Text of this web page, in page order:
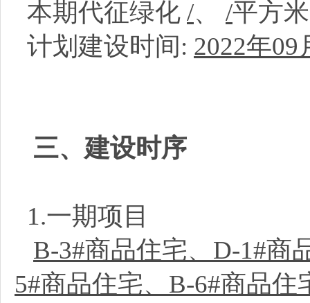
本期代征绿化 /、 /平方
计划建设时间: 2022年09
三、建设时序
1.一期项目
B-3#商品住宅、D-1#商
5#商品住宅、B-6#商品住